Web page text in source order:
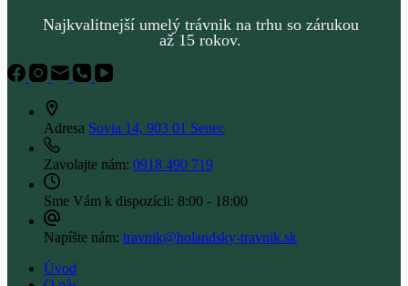
Najkvalitnejší umelý trávnik na trhu so zárukou
až 15 rokov.
Adresa Sovia 14, 903 01 Senec
Zavolajte nám: 0918 490 719
Sme Vám k dispozícii: 8:00 - 18:00
Napíšte nám: travnik@holandsky-travnik.sk
Úvod